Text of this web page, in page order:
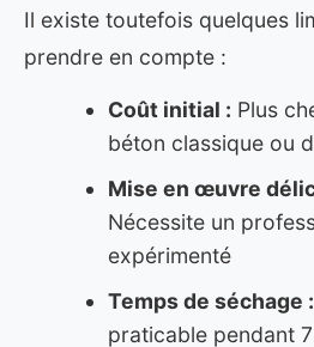
Il existe toutefois quelques
prendre en compte :
Coût initial : Plus
béton classique ou
Mise en œuvre
Nécessite un
expérimenté
Temps de séchage :
praticable pendant